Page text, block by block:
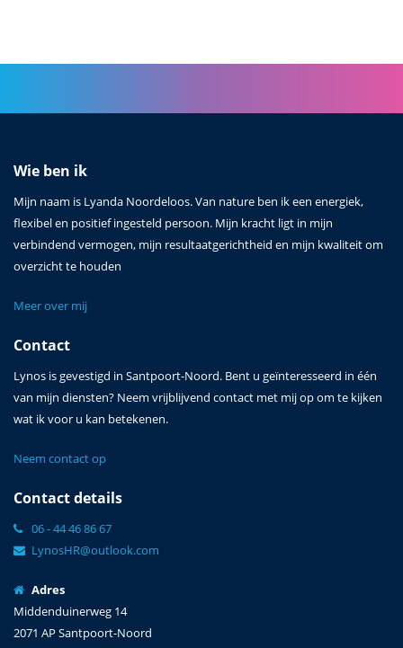
Wie ben ik
Mijn naam is Lyanda Noordeloos. Van nature ben ik een energiek,
flexibel en positief ingesteld persoon. Mijn kracht ligt in mijn
verbindend vermogen, mijn resultaatgerichtheid en mijn kwaliteit om
overzicht te houden
Meer over mij
Contact
Lynos is gevestigd in Santpoort-Noord. Bent u geïnteresseerd in één
van mijn diensten? Neem vrijblijvend contact met mij op om te kijken
wat ik voor u kan betekenen.
Neem contact op
Contact details
06 - 44 46 86 67
LynosHR@outlook.com
Adres
Middenduinerweg 14
2071 AP Santpoort-Noord